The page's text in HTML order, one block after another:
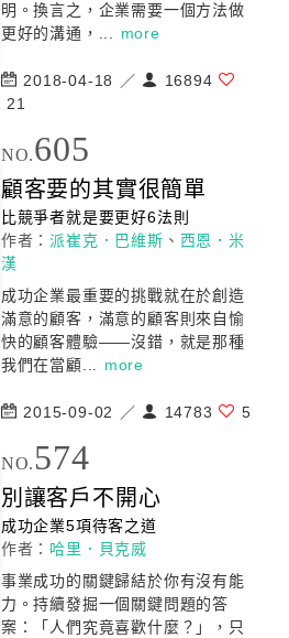
明。換言之，企業需要一個方法做
更好的溝通，... more
2018-04-18 ／
16894
21
NO.605
顧客要的其實很簡單
比競爭者就是要更好6法則
作者：派崔克．巴維斯 、 西恩．米
漢
成功企業最重要的挑戰就在於創造
滿意的顧客，滿意的顧客則來自愉
快的顧客體驗——沒錯，就是那種
我們在當顧... more
2015-09-02 ／ 14783 5
NO. 574
別讓客戶不開心
成功企業5項待客之道
作者： 哈里．貝克威
事業成功的關鍵歸結於你有沒有能
力。持續發掘一個關鍵問題的答
案：「人們究竟喜歡什麼？」，只